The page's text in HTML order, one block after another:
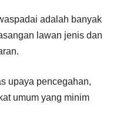
adalah banyak
lawan jenis dan
upaya pencegahan,
umum yang minim